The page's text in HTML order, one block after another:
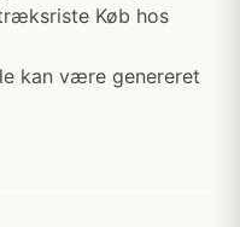
Køb hos
kan være genereret